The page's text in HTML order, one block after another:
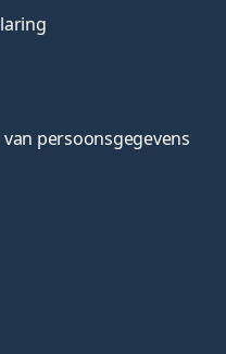
persoonsgegevens